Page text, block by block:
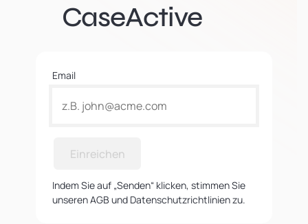
CaseActive
Email
Einreichen
Indem Sie auf „Senden“ klicken, stimmen Sie
unseren AGB und Datenschutzrichtlinien zu.